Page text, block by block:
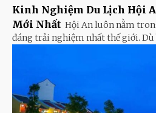
Kinh Nghiệm Du Lịch Hội
Mới Nhất Hội An luôn nằm
đáng trải nghiệm nhất thế giới. Dù